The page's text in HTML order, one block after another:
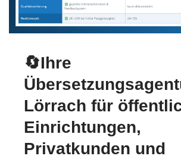
🔄Ihre
Lörrach für
Einrichtungen,
Privatkunden und